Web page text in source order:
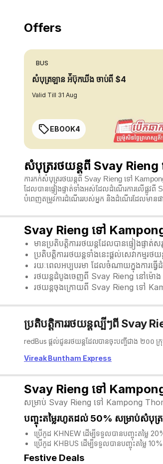
Offers
BUS
សំបុត្រឡាន អ៉ីប៊ុកឃីង ចាប់ពី $4
Valid Till 31 Aug
EBOOK4
សំបុត្ររថយន្តពី Svay Rieng
ការកក់សំបុត្ររថយន្តពី Svay Rieng ទៅ
ដែលបានផ្ទៀងផ្ទាត់ទាំងអស់ដែលដំណើរការលើផ្លូ
បំពេញតម្រូវការដំណើររបស់អ្នក និងដំណើរដែលមាន
Svay Rieng ទៅ Kampong
មានប្រតិបត្តិការរថយន្តដែលបានផ្ទៀងផ្ទ
ប្រតិបត្តិការរថយន្តទាំងនេះផ្តល់សេវាកម្មរថយ
រយៈពេលអប្បបរមា ដែលចំណាយក្នុងការធ្វើ
រថយន្តដំបូងចេញពី Svay Rieng នៅម៉ោ
រថយន្តចុងក្រោយពី Svay Rieng ទៅ
ប្រតិបត្តិការរថយន្តល្បីៗពី Svay
redBus ផ្តល់ជូនរថយន្តដែលបានចុះបញ្ចីជាង ២០០
Vireak Buntham Express
Svay Rieng ទៅ
សម្រាប់ Svay Rieng ទៅ Kampong Thom
បញ្ចុះតម្លៃរហូតដល់ 50% សម្រាប់សំបុ
ប្រើកូដ KHNEW ដើម្បីទទួលបានបញ្ចុះតម្លៃ
ប្រើកូដ KHBUS ដើម្បីទទួលបានបញ្ចុះតម្លៃ
Festive Deals